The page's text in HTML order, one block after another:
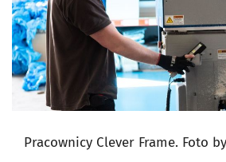
Pracownicy Clever Frame. Foto